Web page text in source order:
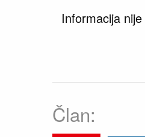
Informacija
Član: